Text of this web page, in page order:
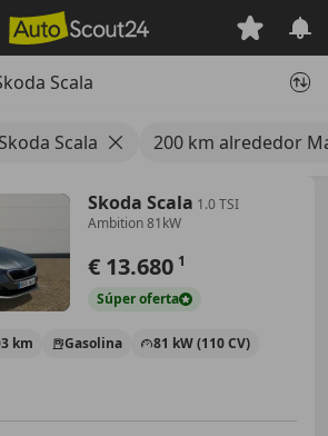
Scala
Skoda Scala 200 km alrededor
Skoda Scala 1.0 TSI
Ambition 81kW
€ 13.680 1
Súperoferta
km Gasolina 81 kW (110 CV)